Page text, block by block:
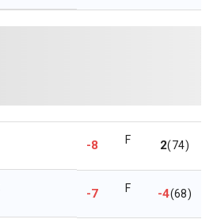
-8 F 2(74)
-7 F -4(68)